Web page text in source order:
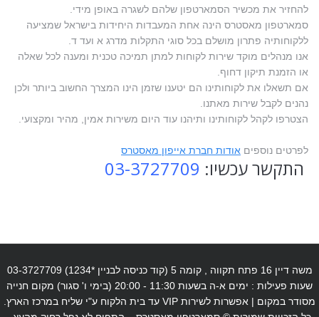
להחזיר את מכשיר הסמארטפון שלהם לשגרה באופן מידי.
סמארטפון מאסטרס הינה אחת המעבדות היחידות בישראל שמציעה
ללקוחותיה פתרון מושלם בכל סוגי התקלות מדרג א ועד ד.
אנו מנהלים מוקד שירות לקוחות למתן תמיכה טכנית ומענה לכל שאלה
או הזמנת תיקון דחוף.
אם תשאלו את לקוחותינו הם יטענו שזמן הינו המצרך החשוב ביותר ולכן
נהנים לקבל שירות מאתנו.
הצטרפו לקהל לקוחותינו ותיהנו עוד היום משירות אמין, מהיר ומקצועי.
לפרטים נוספים אודות חברת אייפון מאסטרס
התקשר עכשיו: 03-3727709
משה דיין 16 פתח תקווה , קומה 5 (קוד כניסה לבניין *1234) 03-3727709
שעות פעילות : ימים א-ה בשעות 11:30 - 20:00 (בימי ו' סגור) מקום חנייה
מסודר במקום | אפשרות לשירות VIP עד בית הלקוח ע"י שליח במרכז הארץ.